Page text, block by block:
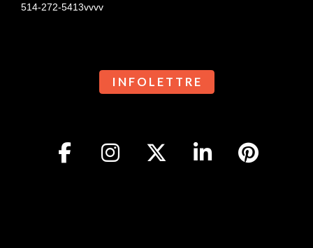
514-272-5413vvvv
I N F O L E T T R E